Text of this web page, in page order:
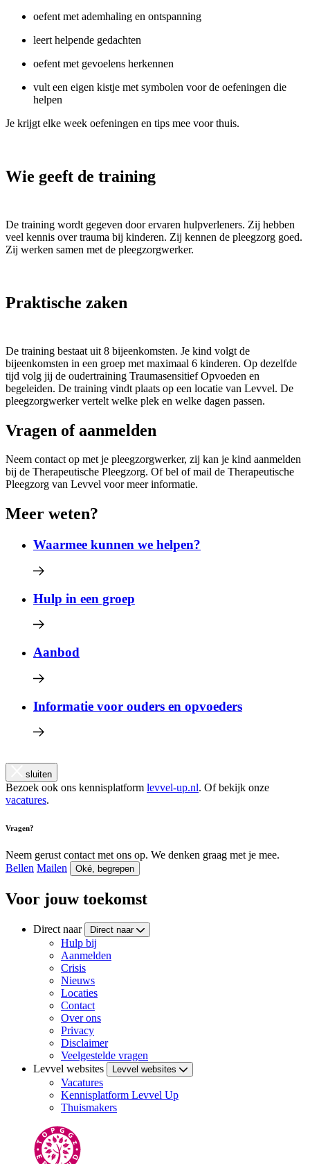
oefent met ademhaling en ontspanning
leert helpende gedachten
oefent met gevoelens herkennen
vult een eigen kistje met symbolen voor de oefeningen die
helpen
Je krijgt elke week oefeningen en tips mee voor thuis.
Wie geeft de training
De training wordt gegeven door ervaren hulpverleners. Zij hebben
veel kennis over trauma bij kinderen. Zij kennen de pleegzorg goed.
Zij werken samen met de pleegzorgwerker.
Praktische zaken
De training bestaat uit 8 bijeenkomsten. Je kind volgt de
bijeenkomsten in een groep met maximaal 6 kinderen. Op dezelfde
tijd volg jij de oudertraining Traumasensitief Opvoeden en
begeleiden. De training vindt plaats op een locatie van Levvel. De
pleegzorgwerker vertelt welke plek en welke dagen passen.
Vragen of aanmelden
Neem contact op met je pleegzorgwerker, zij kan je kind aanmelden
bij de Therapeutische Pleegzorg. Of bel of mail de Therapeutische
Pleegzorg van Levvel voor meer informatie.
Meer weten?
Waarmee kunnen we helpen?
Hulp in een groep
Aanbod
Informatie voor ouders en opvoeders
sluiten
Bezoek ook ons kennisplatform levvel-up.nl. Of bekijk onze
vacatures.
Vragen?
Neem gerust contact met ons op. We denken graag met je mee.
Bellen Mailen Oké, begrepen
Voor jouw toekomst
Direct naar Direct naar
Hulp bij
Aanmelden
Crisis
Nieuws
Locaties
Contact
Over ons
Privacy
Disclaimer
Veelgestelde vragen
Levvel websites
Levvel websites
Vacatures
Kennisplatform Levvel Up
Thuismakers